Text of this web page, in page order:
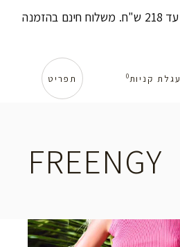
דמי משלוח 29 ש"ח ברכישה עד 218 ש"ח. משלוח חינם בהזמנה
עגלת קניות0 תפריט
FREENGY